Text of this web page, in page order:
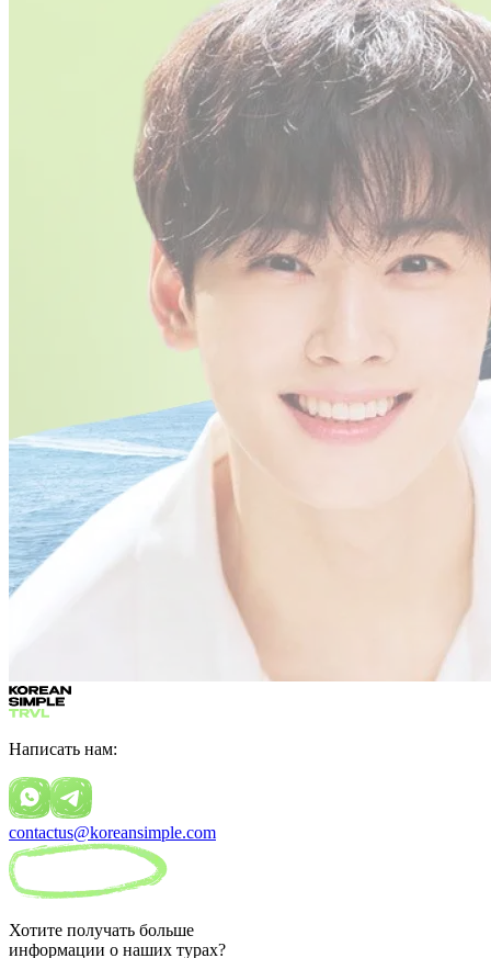
Написать нам:
contactus@koreansimple.com
Хотите получать больше
информации о наших турах?